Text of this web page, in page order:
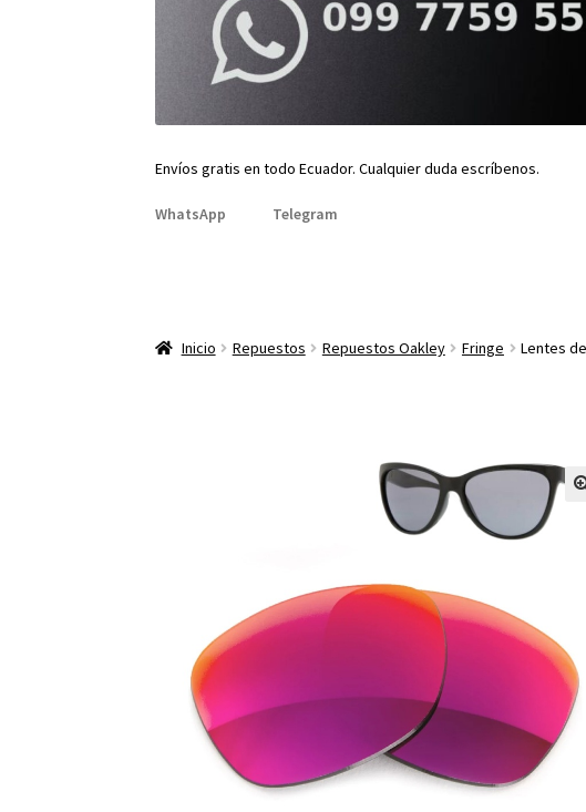
Envíos gratis en todo Ecuador. Cualquier duda escríbenos.
WhatsApp Telegram
Inicio Repuestos Repuestos Oakley Fringe Lentes